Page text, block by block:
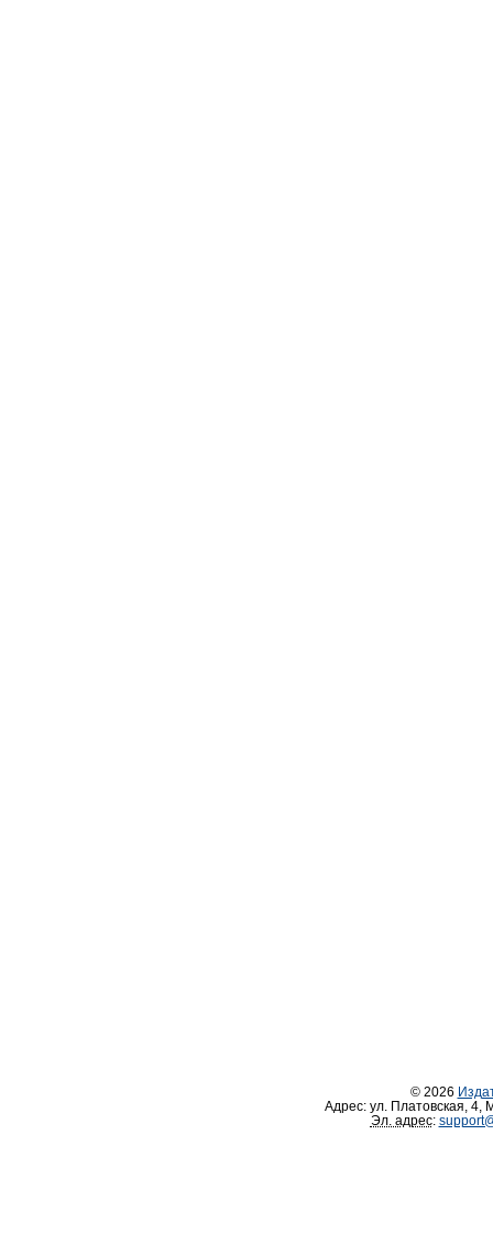
© 2026
Адрес: ул. Платовская, 4
Эл. адрес: